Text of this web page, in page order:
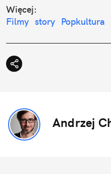
Więcej:
Filmy story Popkultura
Andrzej